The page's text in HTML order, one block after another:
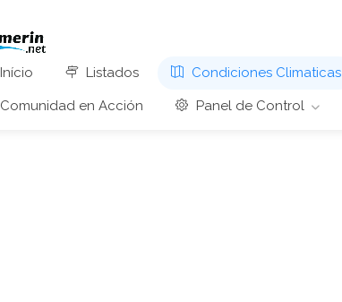
Início Listados Condiciones Climaticas
Comunidad en Acción Panel de Control